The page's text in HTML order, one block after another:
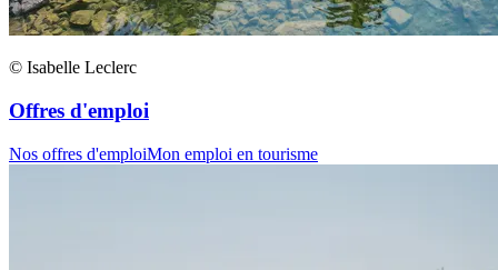
© Isabelle Leclerc
Offres d'emploi
Nos offres d'emploiMon emploi en tourisme